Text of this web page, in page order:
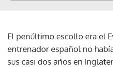
El penúltimo escollo era el
entrenador español no
sus casi dos años en